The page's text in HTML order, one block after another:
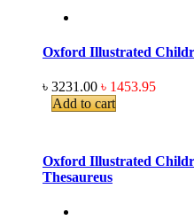
Oxford Illustrated
৳ 3231.00 ৳ 1453.95
Add to cart
Oxford Illustrated
Thesaureus